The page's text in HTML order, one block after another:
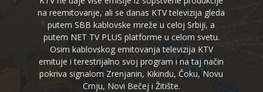
na reemitovanje, ali se danas KTV televizija gleda
putem SBB kablovske mreže u celoj Srbiji, a
putem NET TV PLUS platforme u celom svetu.
Osim kablovskog emitovanja televizija KTV
emituje i terestrijalno svoj program i na taj način
pokriva signalom Zrenjanin, Kikindu, Čoku, Novu
Crnju, Novi Bečej i Žitište.